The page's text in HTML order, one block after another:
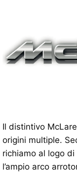
Il distintivo
origini multiple.
richiamo al logo
l’ampio arco